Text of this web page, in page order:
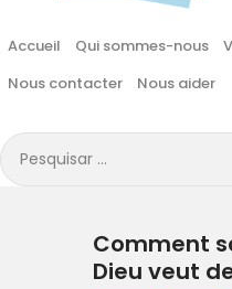
Accueil Qui sommes-nous
Nous contacter
Nous aider
Pesquisar
por:
Comment
Dieu veut